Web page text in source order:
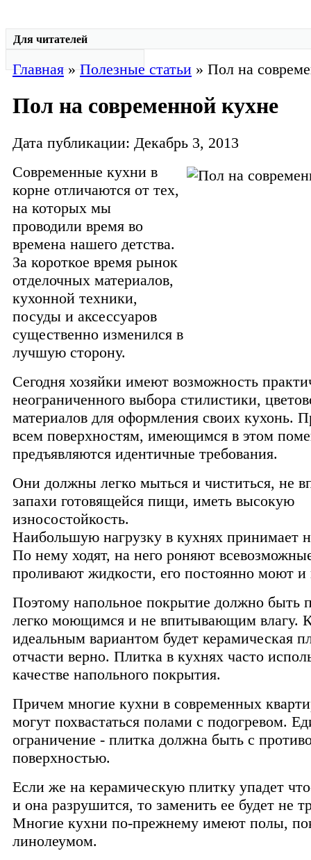
Для читателей
Главная»Полезные статьи » Пол на
Пол на современной кухне
Дата публикации: Декабрь 3, 2013
Современные кухни в
корне отличаются от тех,
на которых мы
проводили время во
времена нашего детства.
За короткое время рынок
отделочных материалов,
кухонной техники,
посуды и аксессуаров
существенно изменился в
лучшую сторону.
Сегодня хозяйки имеют возможность
неограниченного выбора стилистики,
материалов для оформления своих кухонь.
всем поверхностям, имеющимся в этом
предъявляются идентичные требования.
Они должны легко мыться и чиститься, не
запахи готовящейся пищи, иметь высокую
износостойкость.
Наибольшую нагрузку в кухнях принимает
По нему ходят, на него роняют
проливают жидкости, его постоянно моют и
Поэтому напольное покрытие должно быть
легко моющимся и не впитывающим влагу.
идеальным вариантом будет керамическая
отчасти верно. Плитка в кухнях часто
качестве напольного покрытия.
Причем многие кухни в современных
могут похвастаться полами с подогревом.
ограничение - плитка должна быть с
поверхностью.
Если же на керамическую плитку упадет
и она разрушится, то заменить ее будет не
Многие кухни по-прежнему имеют полы,
линолеумом.